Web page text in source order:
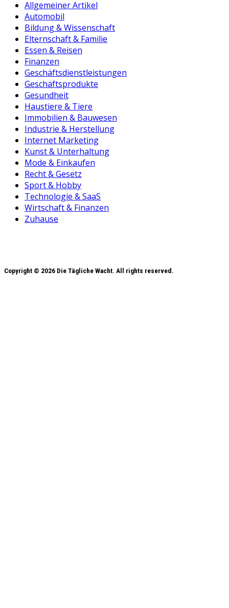
Allgemeiner Artikel
Automobil
Bildung & Wissenschaft
Elternschaft & Familie
Essen & Reisen
Finanzen
Geschäftsdienstleistungen
Geschäftsprodukte
Gesundheit
Haustiere & Tiere
Immobilien & Bauwesen
Industrie & Herstellung
Internet Marketing
Kunst & Unterhaltung
Mode & Einkaufen
Recht & Gesetz
Sport & Hobby
Technologie & SaaS
Wirtschaft & Finanzen
Zuhause
Copyright © 2026 Die Tägliche Wacht. All rights reserved.